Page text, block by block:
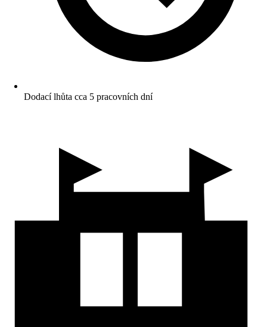
Dodací lhůta cca 5 pracovních dní